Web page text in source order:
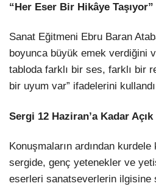
“Her Eser Bir Hikâye Taşıyor”
Sanat Eğitmeni Ebru Baran
boyunca büyük emek verdiğini
tabloda farklı bir ses, farklı bir
bir uyum var” ifadelerini
Sergi 12 Haziran’a Kadar Açık
Konuşmaların ardından
sergide, genç yetenekler ve
eserleri sanatseverlerin ilgisine